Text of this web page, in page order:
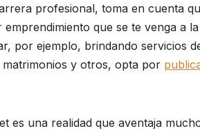
profesional, toma en cuenta
que se te venga a la
por ejemplo, brindando servicios
y otros, opta por
es una realidad que aventaja